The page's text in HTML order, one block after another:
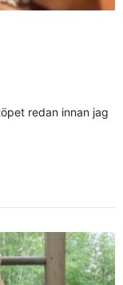
redan innan jag